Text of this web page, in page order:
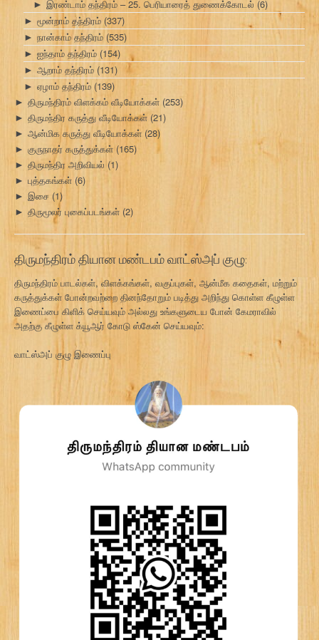
► இரண்டாம் தந்திரம் – 25. பெரியாரைத் துணைக்கோடல் (6)
► மூன்றாம் தந்திரம் (337)
► நான்காம் தந்திரம் (535)
► ஐந்தாம் தந்திரம் (154)
► ஆறாம் தந்திரம் (131)
► ஏழாம் தந்திரம் (139)
► திருமந்திரம் விளக்கம் வீடியோக்கள் (253)
► திருமந்திர கருத்து வீடியோக்கள் (21)
► ஆன்மிக கருத்து வீடியோக்கள் (28)
► குருநாதர் கருத்துக்கள் (165)
► திருமந்திர அறிவியல் (1)
► புத்தகங்கள் (6)
► இசை (1)
► திருமூலர் புகைப்படங்கள் (2)
திருமந்திரம் தியான மண்டபம் வாட்ஸ்அப் குழு:
திருமந்திரம் பாடல்கள், விளக்கங்கள், வகுப்புகள், ஆன்மீக கதைகள், மற்றும்
கருத்துக்கள் போன்றவற்றை தினந்தோறும் படித்து அறிந்து கொள்ள கீழுள்ள
இணைப்பை கிளிக் செய்யவும் அல்லது உங்களுடைய போன் கேமராவில்
அதற்கு கீழுள்ள க்யூஆர் கோடு ஸ்கேன் செய்யவும்:
வாட்ஸ்அப் குழு இணைப்பு